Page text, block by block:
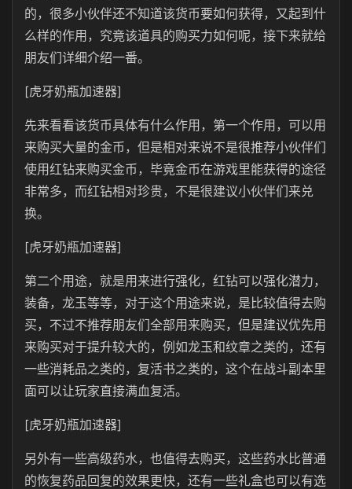
的，很多小伙伴还不知道该货币要如何获得，又起到什
么样的作用，究竟该道具的购买力如何呢，接下来就给
朋友们详细介绍一番。
[虎牙奶瓶加速器]
先来看看该货币具体有什么作用，第一个作用，可以用
来购买大量的金币，但是相对来说不是很推荐小伙伴们
使用红钻来购买金币，毕竟金币在游戏里能获得的途径
非常多，而红钻相对珍贵，不是很建议小伙伴们来兑
换。
[虎牙奶瓶加速器]
第二个用途，就是用来进行强化，红钻可以强化潜力，
装备，龙玉等等，对于这个用途来说，是比较值得去购
买，不过不推荐朋友们全部用来购买，但是建议优先用
来购买对于提升较大的，例如龙玉和纹章之类的，还有
一些消耗品之类的，复活书之类的，这个在战斗副本里
面可以让玩家直接满血复活。
[虎牙奶瓶加速器]
另外有一些高级药水，也值得去购买，这些药水比普通
的恢复药品回复的效果更快，还有一些礼盒也可以有选